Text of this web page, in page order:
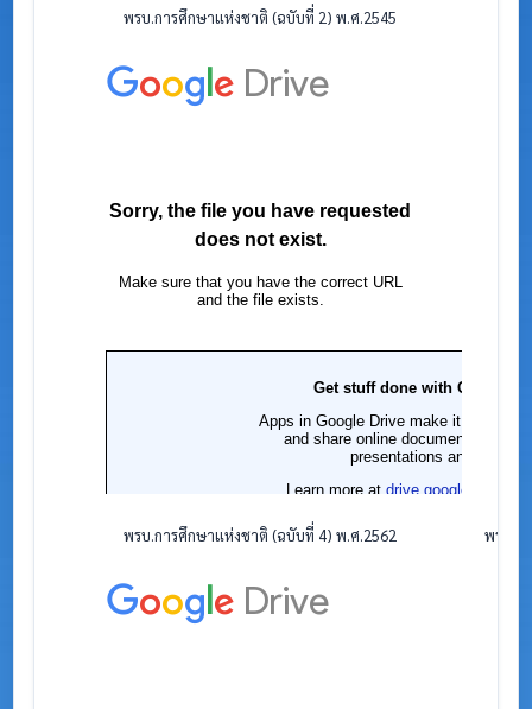
พรบ.การศึกษาแห่งชาติ (ฉบับที่ 2) พ.ศ.2545
พรบ.การศึกษาแห่งชาติ (ฉบับที่ 4) พ.ศ.2562 พรบ.ร